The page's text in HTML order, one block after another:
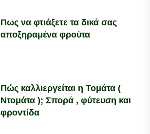
Πως να φτιάξετε τα δικά σας
αποξηραμένα φρούτα
Πώς καλλιεργείται η Τομάτα (
Ντομάτα ); Σπορά , φύτευση και
φροντίδα